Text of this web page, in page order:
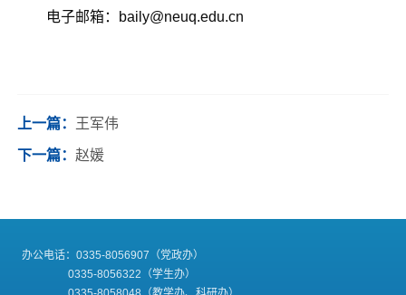
电子邮箱：baily@neuq.edu.cn
上一篇： 王军伟
下一篇：赵媛
办公电话：0335-8056907（党政办）
0335-8056322（学生办）